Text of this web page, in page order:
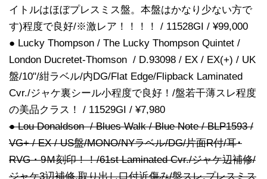
イトルはほぼプレスミス盤。本盤はかなり少ない方で
す)程度で良好/※激レア！！！！ / 11528GI / ¥99,000
● Lucky Thompson / The Lucky Thompson Quintet /
London Ducretet-Thomson / D.93098 / EX / EX(+) / UK
盤/10"/紺ラベル/内DG/Flat Edge/Flipback Laminated
Cvr./ジャケ裏シール小程度で良好！/盤若干薄スレ程度
の美品クラス！ / 11529GI / ¥7,980
● Lou Donaldson / Blues Walk / Blue Note / BLP1593 /
VG+ / EX / US盤/MONO/NYラベル/DG/片面R付/耳･
RVG・9Ｍ刻印！！/61st Laminated Cvr./ジャケ辺補修/
ジャケ3辺補修,取り出し口付近傷み/盤スレ,プレスミス